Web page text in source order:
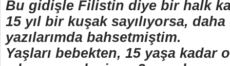
Bu gidişle Filistin diye bir halk
15 yıl bir kuşak sayılıyorsa,
yazılarımda bahsetmiştim.
Yaşları bebekten, 15 yaşa kadar